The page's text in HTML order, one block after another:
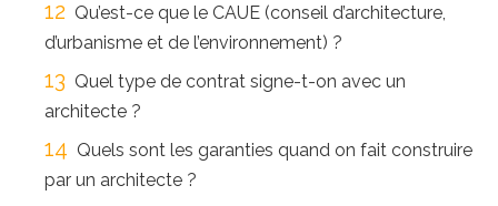
Qu’est-ce que le CAUE (conseil d’architecture,
d’urbanisme et de l’environnement) ?
Quel type de contrat signe-t-on avec un
architecte ?
Quels sont les garanties quand on fait construire
par un architecte ?